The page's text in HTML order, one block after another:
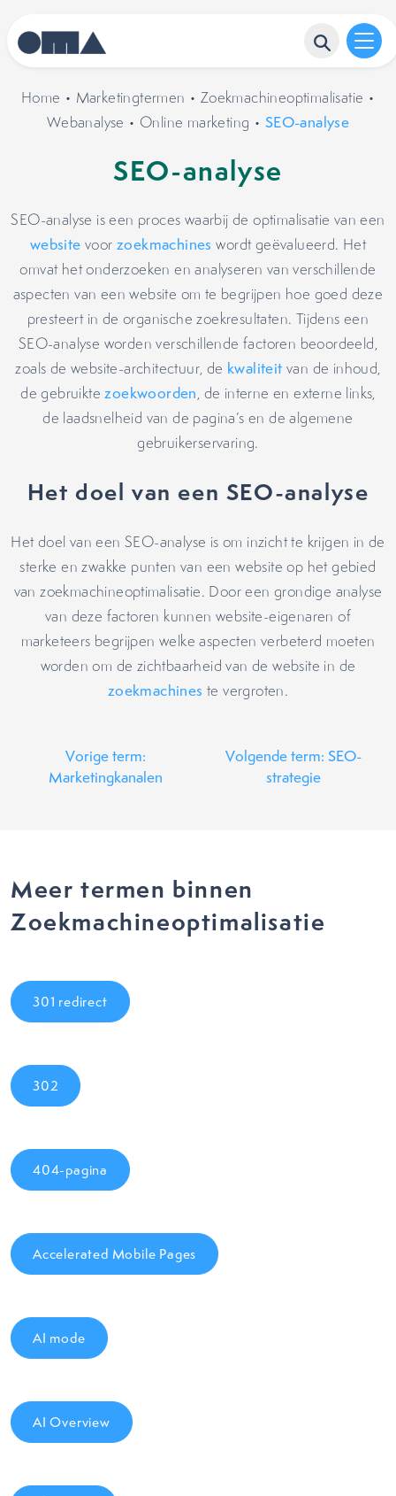
Home • Marketingtermen • Zoekmachineoptimalisatie •
Webanalyse • Online marketing • SEO-analyse
SEO-analyse
SEO-analyse is een proces waarbij de optimalisatie van een
website voorzoekmachines wordt geëvalueerd. Het
omvat het onderzoeken en analyseren van verschillende
aspecten van een website om te begrijpen hoe goed deze
presteert in de organische zoekresultaten. Tijdens een
SEO-analyse worden verschillende factoren beoordeeld,
zoals de website-architectuur, de kwaliteit van de inhoud,
de gebruiktezoekwoorden, de interne en externe links,
de laadsnelheid van de pagina’s en de algemene
gebruikerservaring.
Het doel van een SEO-analyse
Het doel van een SEO-analyse is om inzicht te krijgen in de
sterke en zwakke punten van een website op het gebied
van zoekmachineoptimalisatie. Door een grondige analyse
van deze factoren kunnen website-eigenaren of
marketeers begrijpen welke aspecten verbeterd moeten
worden om de zichtbaarheid van de website in de
zoekmachines te vergroten.
Vorige term:
Marketingkanalen
Volgende term: SEO-
strategie
Meer termen binnen
Zoekmachineoptimalisatie
301 redirect
302
404-pagina
Accelerated Mobile Pages
AI mode
AI Overview